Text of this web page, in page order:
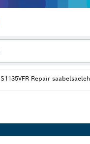
Repair
S1135VFR